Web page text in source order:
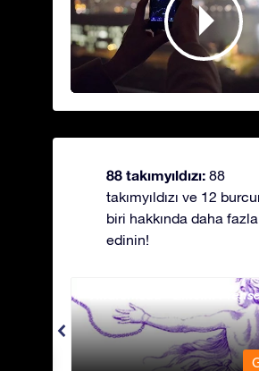
88 takımyıldızı: 88
takımyıldızı ve 12
biri hakkında daha
edinin!
Andromeda - Zincirli